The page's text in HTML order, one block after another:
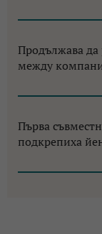
Продължава да
между
Първа
подкрепиха